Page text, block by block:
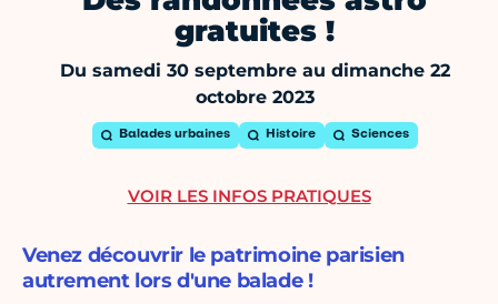
gratuites !
Du samedi 30 septembre au dimanche 22
octobre 2023
Balades urbaines Histoire Sciences
Venez découvrir le patrimoine parisien
autrement lors d'une balade !
VOIR LES INFOS PRATIQUES